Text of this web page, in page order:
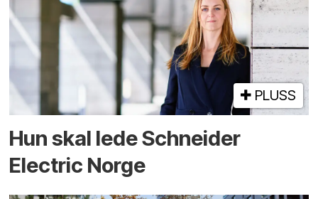
PLUSS
Hun skal lede Schneider
Electric Norge